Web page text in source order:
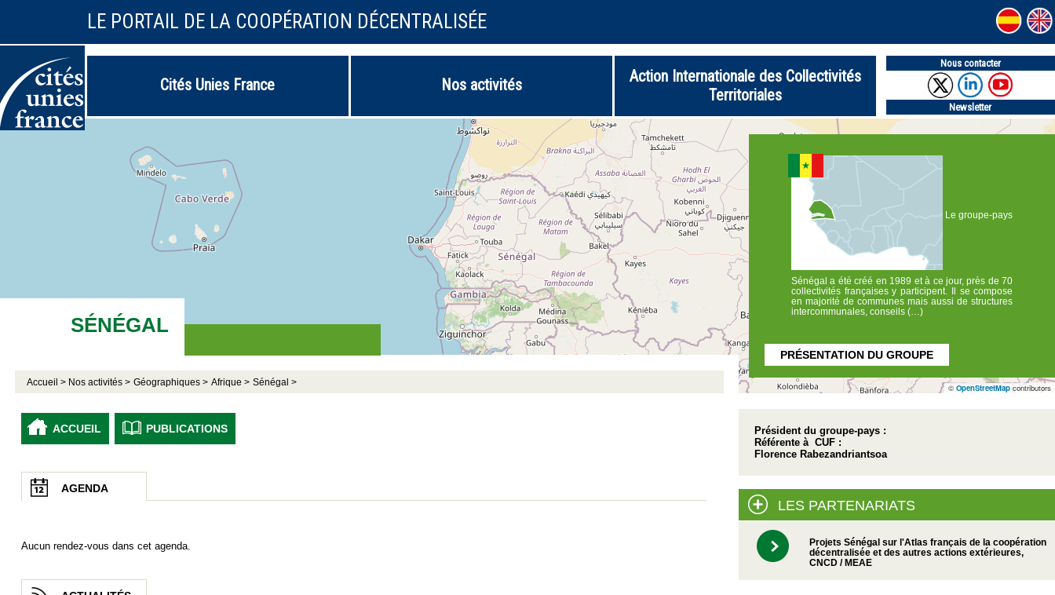
LE PORTAIL DE LA COOPÉRATION DÉCENTRALISÉE
Cités Unies France Nos activités
Action Internationale des Collectivités
Territoriales
Nous contacter
Newsletter
SÉNÉGAL
Accueil > Nos activités > Géographiques > Afrique > Sénégal >
Le groupe-pays
Sénégal a été créé en 1989 et à ce jour, près de 70
collectivités françaises y participent. Il se compose
en majorité de communes mais aussi de structures
intercommunales, conseils (…)
PRÉSENTATION DU GROUPE
© OpenStreetMap contributors
ACCUEIL PUBLICATIONS
AGENDA
Aucun rendez-vous dans cet agenda.
Président du groupe-pays :
Référente à CUF :
Florence Rabezandriantsoa
LES PARTENARIATS
Projets Sénégal sur l'Atlas français de la coopération
décentralisée et des autres actions extérieures,
CNCD / MEAE